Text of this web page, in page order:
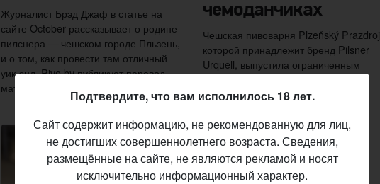
Журналист Брэд Джаф в статье на
сайте October рассказывает о родине
пилснера — чешском городе Пльзень,
и о том, как провести там отличный
уик-энд. Pivo.by публикует перевод
материала.
чемоданчиках
Чешская пивоварня Plzeňský Prazdroj,
которой принадлежит бренд Pilsner
Urquell, выпустила ограниченным
металлические чемоданчики.
Подтвердите, что вам исполнилось 18 лет.
Сайт содержит информацию, не рекомендованную для лиц,
не достигших совершеннолетнего возраста. Сведения,
размещённые на сайте, не являются рекламой и носят
исключительно информационный характер.